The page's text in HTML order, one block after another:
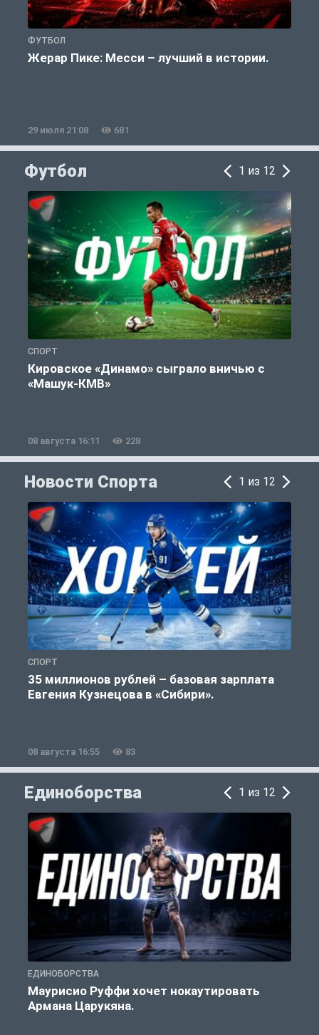
ФУТБОЛ
Жерар Пике: Месси – лучший в истории.
29 июля 21:08 681
Футбол 1 из 12
СПОРТ
Кировское «Динамо» сыграло вничью с
«Машук-КМВ»
08 августа 16:11 228
Новости Спорта 1 из 12
СПОРТ
35 миллионов рублей – базовая зарплата
Евгения Кузнецова в «Сибири».
08 августа 16:55 83
Единоборства 1 из 12
ЕДИНОБОРСТВА
Маурисио Руффи хочет нокаутировать
Армана Царукяна.